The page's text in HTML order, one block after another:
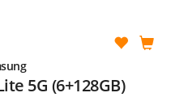
5G (6+128GB)